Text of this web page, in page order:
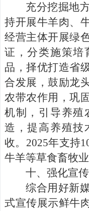
充分挖掘地
持开展牛羊肉、
经营主体开展绿
证 ，分类施策
品，择优打造省
合发展，鼓励龙
农带农作用，巩
机制，引导养殖
造，提高养殖技
收。 2025年支持
牛羊等草食畜牧业
十、 强化宣
综合用好新
式宣传展示鲜牛